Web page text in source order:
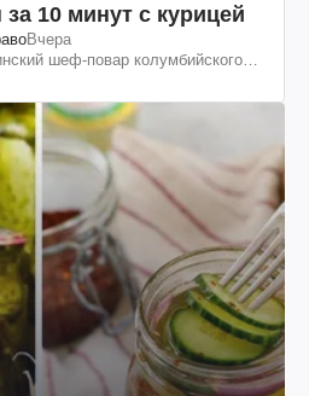
10 минут с курицей
Вчера
шеф-повар колумбийского